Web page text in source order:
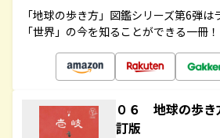
「地球の歩き方」図鑑シリーズ第6弾
「世界」の今を知ることができる一冊！
０６ 地球の歩
訂版